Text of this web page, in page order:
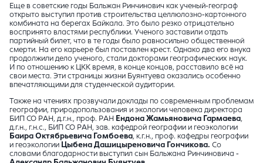
Еще в советские годы Бальжан Ринчинович как ученый-географ
открыто выступил против строительства целлюлозно-картонного
комбината на берегах Байкала. Это было резко отрицательно
воспринято властями республики. Ученого заставили отдать
партийный билет, что в те годы было равносильно общественной
смерти. На его карьере был поставлен крест. Однако два его внука
продолжили дело ученого, стали докторами географических наук.
И по отношению к ЦКК время, в конце концов, расставило всё на
свои места. Эти страницы жизни Буянтуева оказались особенно
впечатляющими для студенческой аудитории.
Также на чтениях прозвучали доклады по современным проблемам
географии, природопользования и экологии человека директора
БИП СО РАН, д.г.н., проф. РАН Ендона Жамьяновича Гармаева,
д.г.н., г.н.с., БИП СО РАН, зав. кафедрой географии и геоэкологии
Баира Октябрьевича Гомбоева, к.г.н., проф. кафедры географии
и геоэкологии Цыбена Дашицыреновича Гончикова. Со
словами благодарности выступил сын Бальжана Ринчиновича -